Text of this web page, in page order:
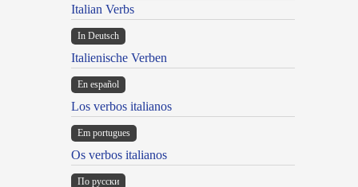
Italian Verbs
In Deutsch
Italienische Verben
En español
Los verbos italianos
Em portugues
Os verbos italianos
По русски